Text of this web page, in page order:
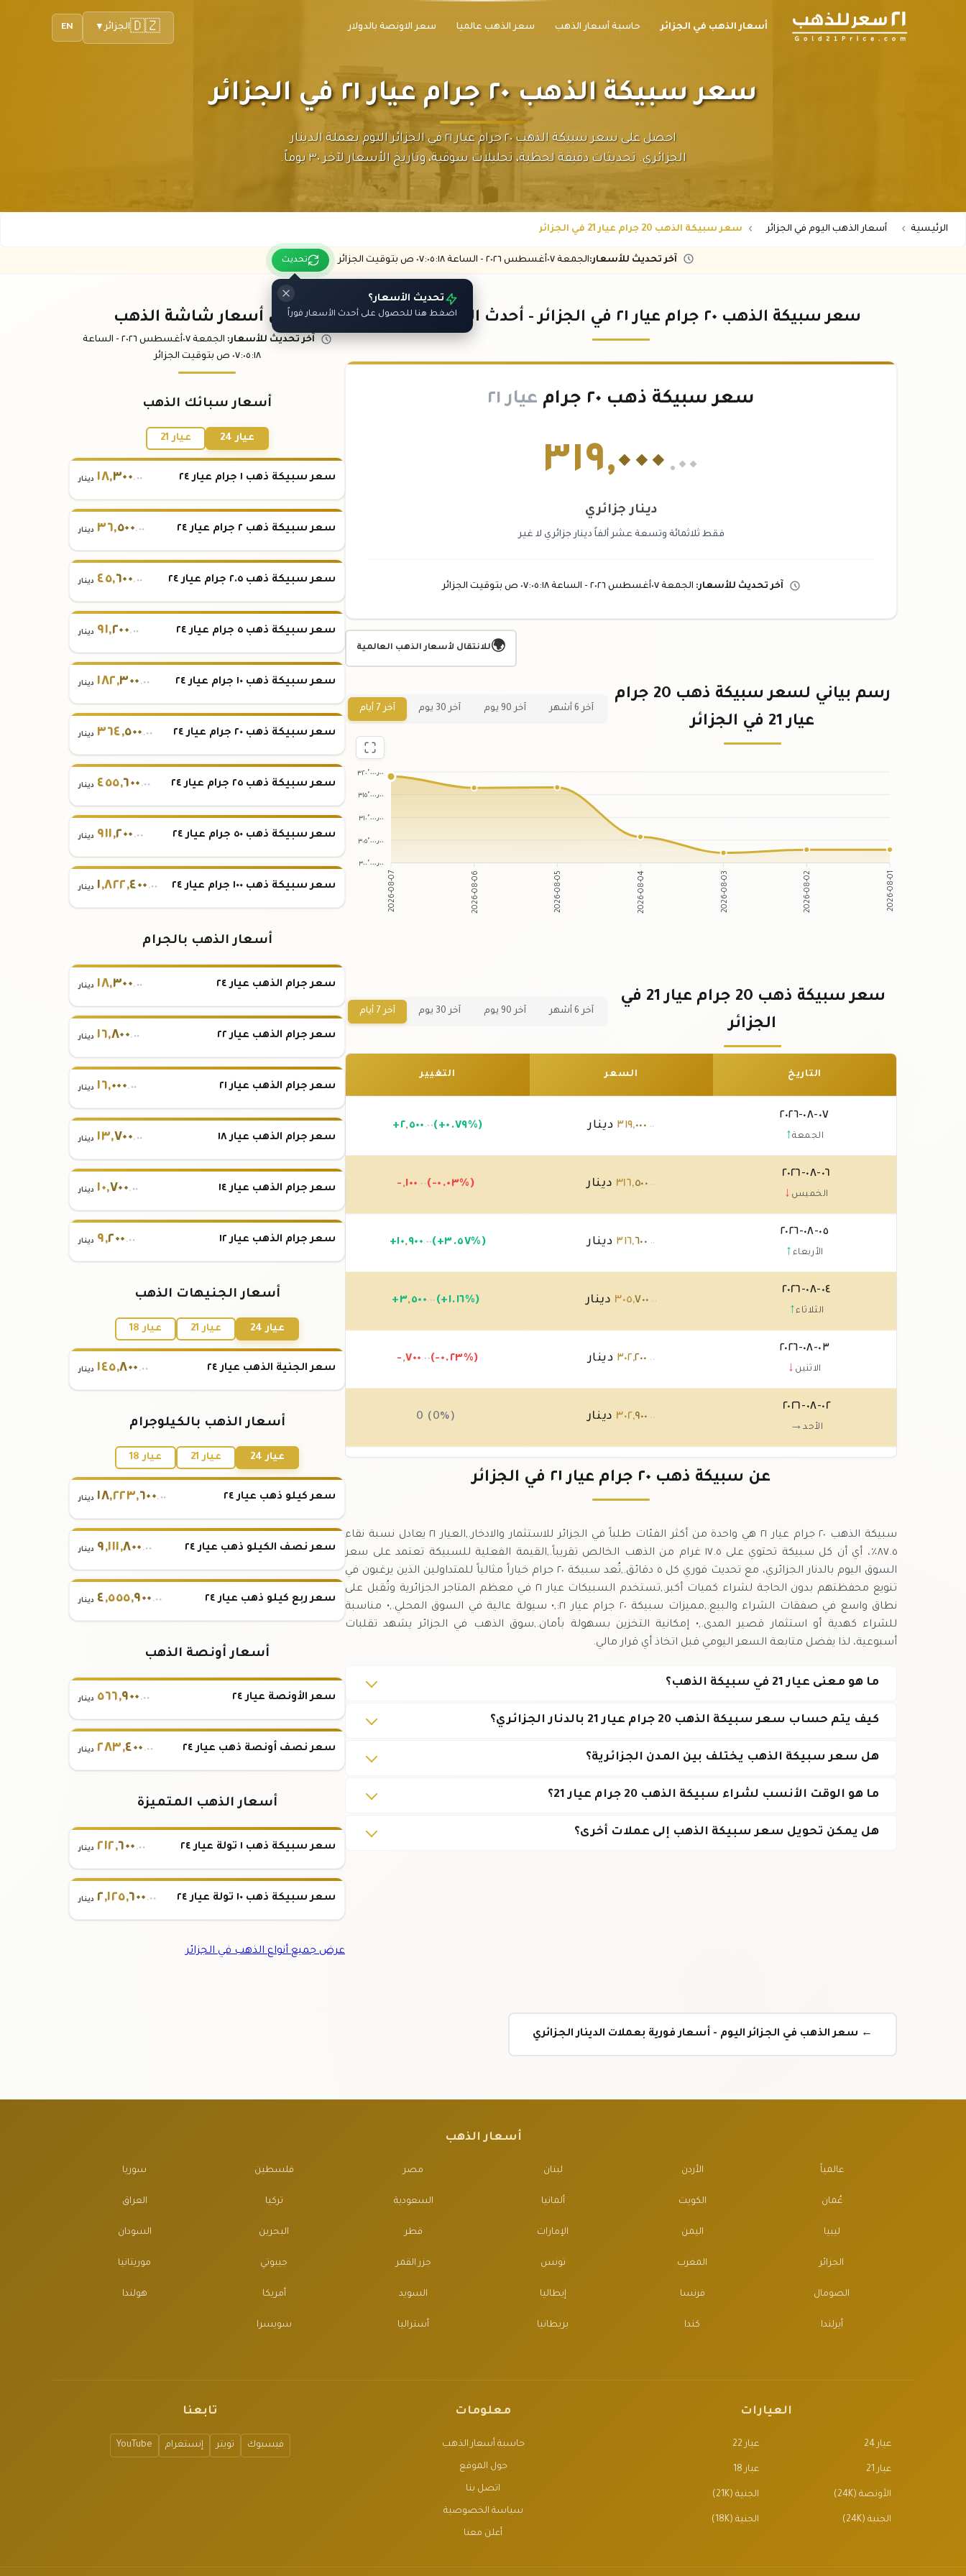
أسعار الذهب في الجزائر حاسبة أسعار الذهب سعر الذهب عالميا سعر الاونصة بالدولار EN 🇩🇿الجزائر▼
سعر سبيكة الذهب ٢٠ جرام عيار ٢١ في الجزائر
احصل على سعر سبيكة الذهب ٢٠ جرام عيار ٢١ في الجزائر اليوم بعملة الدينار
الجزائري. تحديثات دقيقة لحظية، تحليلات سوقية، وتاريخ الأسعار لآخر ٣٠ يوماً.
الرئيسية أسعار الذهب اليوم في الجزائر سعر سبيكة الذهب 20 جرام عيار 21 في الجزائر
آخر تحديث للأسعار:الجمعة ٠٧ أغسطس ٢٠٢٦ - الساعة :١٨ ص بتوقيت الجزائر تحديث
تحديث الأسعار؟
اضغط هنا للحصول على أحدث الأسعار فوراً سعر سبيكة الذهب ٢٠ جرام عيار ٢١ في الجزائر - أحدث الأسعار اليوم
سعر سبيكة ذهب ٢٠ جرام عيار ٢١
٣١٩,٠٠٠ .٠٠
دينار جزائري
فقط ثلاثمائة وتسعة عشر ألفاً دينار جزائري لا غير
آخر تحديث للأسعار: الجمعة ٠٧ أغسطس ٢٠٢٦ - الساعة ٠٧:٠٥:١٨ ص بتوقيت الجزائر
🌍للانتقال لأسعار الذهب العالمية
رسم بياني لسعر سبيكة ذهب 20 جرام
عيار 21 في الجزائر
آخر 6 أشهر آخر 90 يوم آخر 30 يوم آخر 7 أيام
٣٢٠٬٠٠٠٫٠٠
٣١٥٬٠٠٠٫٠٠
٣١٠٬٠٠٠٫٠٠
٣٠٥٬٠٠٠٫٠٠
٣٠٠٬٠٠٠٫٠٠
2026-08-07 2026-08-06 2026-08-05 2026-08-04 2026-08-03 2026-08-02 2026-08-01
سعر سبيكة ذهب 20 جرام عيار 21 في
الجزائر
آخر 6 أشهر آخر 90 يوم آخر 30 يوم آخر 7 أيام
التاريخ السعر التغيير
٠٧-٠٨-٢٠٢٦
الجمعة↑
٣١٩,٠٠٠.٠٠ دينار +٢,٥٠٠ .٠٠ (+٠.٧٩%)
٠٦-٠٨-٢٠٢٦
الخميس ↓
٣١٦,٥٠٠.٠٠ دينار -,١٠٠ .٠٠ (-٠.٠٣%)
٠٥-٠٨-٢٠٢٦
الأربعاء ↑
٣١٦,٦٠٠.٠٠ دينار +١٠,٩٠٠ .٠٠ (+٣.٥٧%)
٠٤-٠٨-٢٠٢٦
الثلاثاء↑
٣٠٥,٧٠٠ .٠٠ دينار +٣,٥٠٠ .٠٠ (+١.١٦%)
٠٣-٠٨-٢٠٢٦
الاثنين ↓
٣٠٢,٢٠٠ .٠٠ دينار -,٧٠٠ .٠٠ (-٠.٢٣%)
٠٢-٠٨-٢٠٢٦
الأحد→
٣٠٢,٩٠٠ .٠٠ دينار 0 (0%)
٣٠٢, ٩٠٠.٠٠ دينار عن سبيكة ذهب ٢٠ جرام عيار ٢١ في الجزائر
سبيكة الذهب ٢٠ جرام عيار ٢١ هي واحدة من أكثر الفئات طلباً في الجزائر للاستثمار والادخار.,العيار ٢١ يعادل نسبة نقاء
٨٧.٥٪، أي أن كل سبيكة تحتوي على ١٧.٥ غرام من الذهب الخالص تقريباً.,القيمة الفعلية للسبيكة تعتمد على سعر
السوق اليوم بالدنار الجزائري، مع تحديث فوري كل ٥ دقائق.,تُعد سبيكة ٢٠ جرام خياراً مثالياً للمتداولين الذين يرغبون في
تنويع محفظتهم بدون الحاجة لشراء كميات أكبر.,تستخدم السبيكات عيار ٢١ في معظم المتاجر الجزائرية وتُقبل على
نطاق واسع في صفقات الشراء والبيع.,مميزات سبيكة ٢٠ جرام عيار ٢١:,• سيولة عالية في السوق المحلي.,• مناسبة
للشراء كهدية أو استثمار قصير المدى.,• إمكانية التخزين بسهولة بأمان.,سوق الذهب في الجزائر يشهد تقلبات
أسبوعية، لذا يفضل متابعة السعر اليومي قبل اتخاذ أي قرار مالي.
ما هو معنى عيار 21 في سبيكة الذهب؟
كيف يتم حساب سعر سبيكة الذهب 20 جرام عيار 21 بالدنار الجزائري؟
هل سعر سبيكة الذهب يختلف بين المدن الجزائرية؟
ما هو الوقت الأنسب لشراء سبيكة الذهب 20 جرام عيار 21؟
هل يمكن تحويل سعر سبيكة الذهب إلى عملات أخرى؟
باقي أسعار شاشة الذهب
آخر تحديث للأسعار: الجمعة ٠٧ أغسطس ٢٠٢٦ -
الساعة
٠٧:٠٥:١٨ ص بتوقيت الجزائر
أسعار سبائك الذهب
عيار 24 عيار 21
سعر سبيكة ذهب ١ جرام عيار ٢٤ ١٨,٣٠٠.٠٠ دينار
سعر سبيكة ذهب ٢ جرام عيار ٢٤ ٣٦,٥٠٠.٠٠ دينار
سعر سبيكة ذهب ٢.٥ جرام عيار ٢٤ ٤٥,٦٠٠.٠٠ دينار
سعر سبيكة ذهب ٥ جرام عيار ٢٤ ٩١,٢٠٠.٠٠ دينار
سعر سبيكة ذهب ١٠ جرام عيار ٢٤ ١٨٢,٣٠٠ .٠٠ دينار
سعر سبيكة ذهب ٢٠ جرام عيار ٢٤ ٣٦٤,٥٠٠ .٠٠ دينار
سعر سبيكة ذهب ٢٥ جرام عيار ٢٤ ٤٥٥,٦٠٠ .٠٠ دينار
سعر سبيكة ذهب ٥٠ جرام عيار ٢٤ ٩١١,٢٠٠ .٠٠ دينار
سعر سبيكة ذهب ١٠٠ جرام عيار ٢٤ ١,٨٢٢,٤٠٠ .٠٠ دينار
أسعار الذهب بالجرام
سعر جرام الذهب عيار ٢٤ ١٨,٣٠٠.٠٠ دينار
سعر جرام الذهب عيار ٢٢ ١٦,٨٠٠.٠٠ دينار
سعر جرام الذهب عيار ٢١ ١٦,٠٠٠.٠٠ دينار
سعر جرام الذهب عيار ١٨ ١٣,٧٠٠.٠٠ دينار
سعر جرام الذهب عيار ١٤ ١٠,٧٠٠.٠٠ دينار
سعر جرام الذهب عيار ١٢ ٩,٢٠٠ .٠٠ دينار
أسعار الجنيهات الذهب
عيار 24 عيار 21 عيار 18
سعر الجنية الذهب عيار ٢٤ ١٤٥,٨٠٠ .٠٠ دينار
أسعار الذهب بالكيلوجرام
عيار 24 عيار 21 عيار 18
سعر كيلو ذهب عيار ٢٤ ١٨,٢٢٣,٦٠٠.٠٠ دينار
سعر نصف الكيلو ذهب عيار ٢٤ ٩,١١١,٨٠٠ .٠٠ دينار
سعر ربع كيلو ذهب عيار ٢٤ ٤,٥٥٥,٩٠٠ .٠٠ دينار
أسعار أونصة الذهب
سعر الأونصة عيار ٢٤ ٥٦٦,٩٠٠ .٠٠ دينار
سعر نصف أونصة ذهب عيار ٢٤ ٢٨٣,٤٠٠ .٠٠ دينار
أسعار الذهب المتميزة
سعر سبيكة ذهب ١ تولة عيار ٢٤ ٢١٢,٦٠٠ .٠٠ دينار
سعر سبيكة ذهب ١٠ تولة عيار ٢٤ ٢,١٢٥,٦٠٠ .٠٠ دينار
عرض جميع أنواع الذهب في الجزائر
← سعر الذهب في الجزائر اليوم - أسعار فورية بعملات الدينار الجزائري
أسعار الذهب
عالمياً الأردن لبنان مصر فلسطين سوريا
عُمان الكويت ألمانيا السعودية تركيا العراق
ليبيا اليمن الإمارات قطر البحرين السودان
الجزائر المغرب تونس جزر القمر جيبوتي موريتانيا
الصومال فرنسا إيطاليا السويد أمريكا هولندا
أيرلندا كندا بريطانيا أستراليا سويسرا
العيارات
عيار 24 عيار 22
عيار 21 عيار 18
الأونصة (24K) الجنية (21K)
الجنية (24K) الجنية (18K)
معلومات
حاسبة أسعار الذهب
حول الموقع
اتصل بنا
سياسة الخصوصية
أعلن معنا
تابعنا
فيسبوك تويتر إنستغرام YouTube